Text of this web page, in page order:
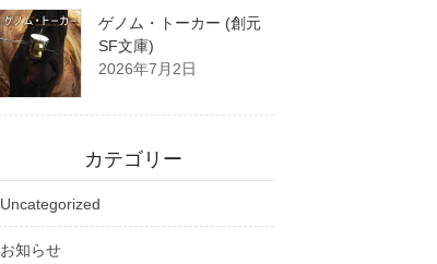
ゲノム・トーカー (創元
SF文庫)
2026年7月2日
カテゴリー
Uncategorized
お知らせ